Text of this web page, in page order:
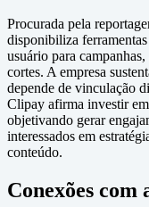
Procurada pela
disponibiliza
usuário para
cortes. A empresa
depende de vinculação
Clipay afirma investir
objetivando gerar
interessados em
conteúdo.
Conexões